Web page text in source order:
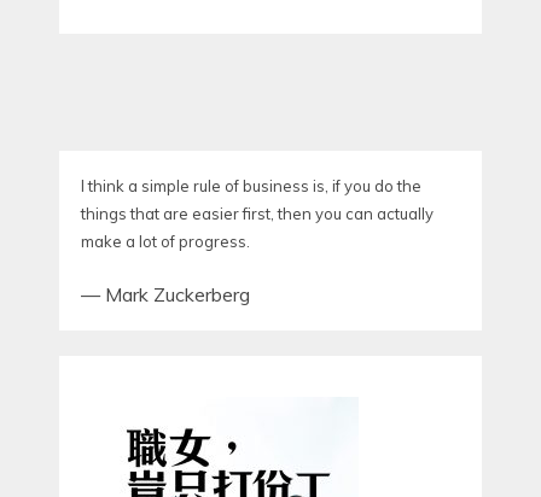
I think a simple rule of business is, if you do the
things that are easier first, then you can actually
make a lot of progress.
— Mark Zuckerberg